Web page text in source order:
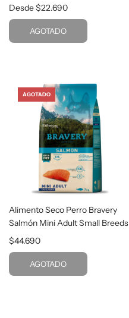
Desde$22.690
AGOTADO
AGOTADO
Alimento Seco Perro Bravery
Salmón Mini Adult Small Breeds
$44.690
AGOTADO